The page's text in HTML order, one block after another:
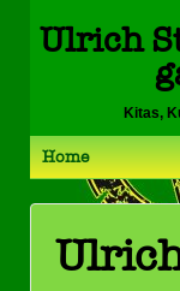
Ulrich
Kitas,
Home